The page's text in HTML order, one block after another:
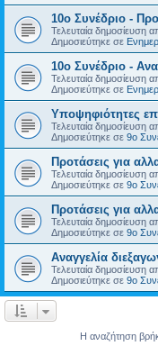
10ο Συνέδριο -
Τελευταία δημοσίευση
Δημοσιεύτηκε σε
10ο Συνέδριο -
Τελευταία δημοσίευση
Δημοσιεύτηκε σε
Υποψηφιότητες
Τελευταία δημοσίευση
Δημοσιεύτηκε σε 9ο
Προτάσεις για
Τελευταία δημοσίευση
Δημοσιεύτηκε σε 9ο
Προτάσεις για
Τελευταία δημοσίευση
Δημοσιεύτηκε σε 9ο
Αναγγελία
Τελευταία δημοσίευση
Δημοσιεύτηκε σε 9ο
Η αναζήτηση